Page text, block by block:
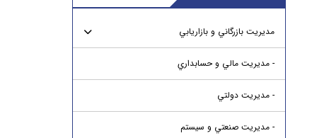
مديريت بازرگاني و بازاريابي
- مديريت مالي و حسابداري
- مديريت دولتي
- مديريت صنعتي و سيستم